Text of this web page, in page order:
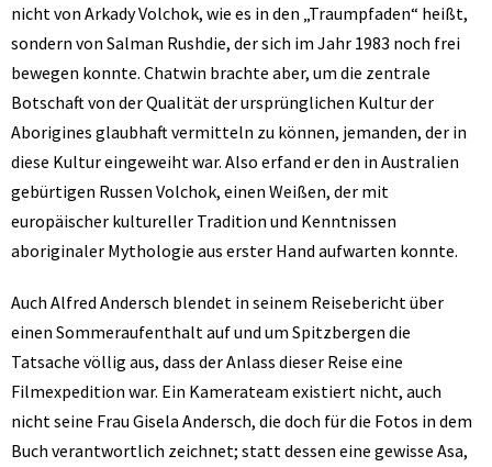
nicht von Arkady Volchok, wie es in den „Traumpfaden“ heißt,
sondern von Salman Rushdie, der sich im Jahr 1983 noch frei
bewegen konnte. Chatwin brachte aber, um die zentrale
Botschaft von der Qualität der ursprünglichen Kultur der
Aborigines glaubhaft vermitteln zu können, jemanden, der in
diese Kultur eingeweiht war. Also erfand er den in Australien
gebürtigen Russen Volchok, einen Weißen, der mit
europäischer kultureller Tradition und Kenntnissen
aboriginaler Mythologie aus erster Hand aufwarten konnte.
Auch Alfred Andersch blendet in seinem Reisebericht über
einen Sommeraufenthalt auf und um Spitzbergen die
Tatsache völlig aus, dass der Anlass dieser Reise eine
Filmexpedition war. Ein Kamerateam existiert nicht, auch
nicht seine Frau Gisela Andersch, die doch für die Fotos in dem
Buch verantwortlich zeichnet; statt dessen eine gewisse Asa,